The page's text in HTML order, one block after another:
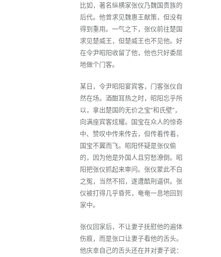
比如，著名纵横家张仪乃魏国贵族的
后代。他曾求见魏惠王献策，但没有
得到重用。一气之下，张仪前往楚国
求见楚威王，但楚威王也不见他。好
在令尹昭阳收留了他，他也只好委屈
地做个门客。
某日，令尹昭阳宴宾客，门客张仪自
然在场。酒酣耳热之时，昭阳忘乎所
以，拿出楚国的无价之宝“和氏壁”，
向满座宾客炫耀。国宝在众人的惊奇
中、赞叹中传来传去，但传着传着，
国宝不翼而飞。昭阳怀疑是张仪偷
的，因为他是外国人且穷愁潦倒。昭
阳把张仪抓起来审问。张仪蒙此不白
之冤，当然不招，遂遭酷刑逼供。张
仪被打得几乎昏死，奄奄一息地回到
家中。
张仪回家后，不让妻子抚慰他的遍体
伤痕，而是张口让妻子看他的舌头。
他庆幸自己的舌头还在并对妻子说：